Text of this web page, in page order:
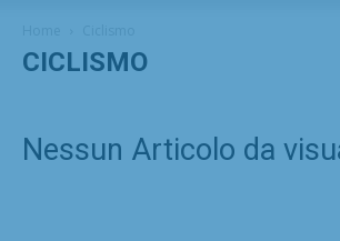
CICLISMO
Nessun Articolo da